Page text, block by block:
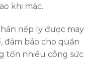
khi mặc.
nếp ly được may
đảm bảo cho quần
tốn nhiều công sức